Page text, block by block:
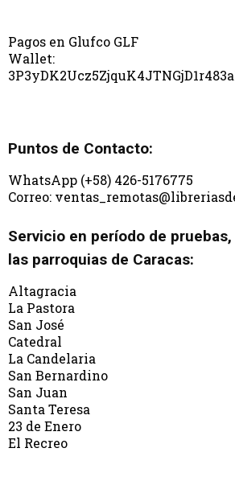
Pagos en Glufco GLF
Wallet:
Puntos de Contacto:
WhatsApp (+58) 426-5176775
Correo:
Servicio en período de
las parroquias de Caracas:
Altagracia
La Pastora
San José
Catedral
La Candelaria
San Bernardino
San Juan
Santa Teresa
23 de Enero
El Recreo